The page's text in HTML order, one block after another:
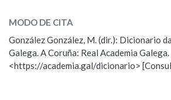
Marcas gramaticais
ESCOLLE UNHA OPCIÓN:
Observación Hai un erro na
Propoño mellorar a definición
MODO DE CITA
González González, M. (dir.): Dicionario
Galega. A Coruña: Real Academia Galega.
<https://academia.gal/dicionario>